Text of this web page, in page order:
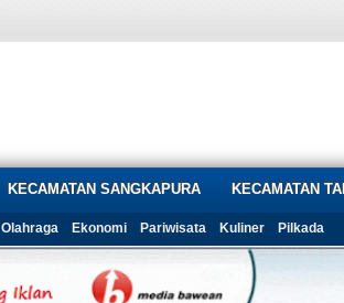
KECAMATAN SANGKAPURA KECAMATAN
Olahraga Ekonomi Pariwisata Kuliner Pilkada